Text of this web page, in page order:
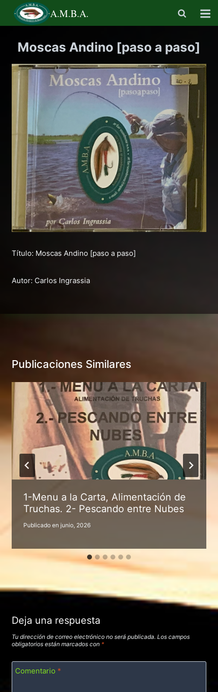
Saltar
contenido
A.M.B.A.
Moscas Andino [paso a paso]
Título: Moscas Andino [paso a paso]
Autor: Carlos Ingrassia
Publicaciones Similares
1-Menu a la Carta, Alimentación de
Truchas. 2- Pescando entre Nubes
Publicado en junio, 2026
Deja una respuesta
Tu dirección de correo electrónico no será publicada. Los campos
obligatorios están marcados con *
Comentario *